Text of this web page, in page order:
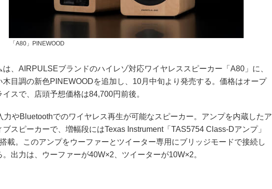
「A80」PINEWOOD
は、AIRPULSEブランドのハイレゾ対応ワイヤレススピーカー「A80」に、
木目調の新色PINEWOODを追加し、10月中旬より発売する。価格はオープ
イスで、店頭予想価格は84,700円前後。
力やBluetoothでのワイヤレス再生が可能なスピーカー。アンプを内蔵したア
ブスピーカーで、増幅段にはTexas Instrument「TAS5754 Class-Dアンプ」
載。このアンプをウーファーとツイーター専用にブリッジモードで接続し
。出力は、ウーファーが40W×2、ツイーターが10W×2。